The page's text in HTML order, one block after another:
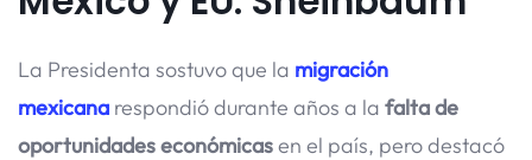
La Presidenta sostuvo que la migración
mexicana respondió durante años a la falta de
oportunidades económicasen el país, pero destacó